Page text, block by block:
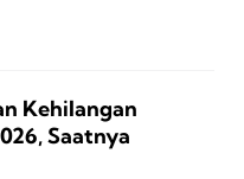
Kehilangan
Saatnya